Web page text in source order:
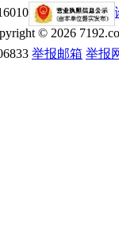
网络文化经营
© 2026
举报邮箱 举报